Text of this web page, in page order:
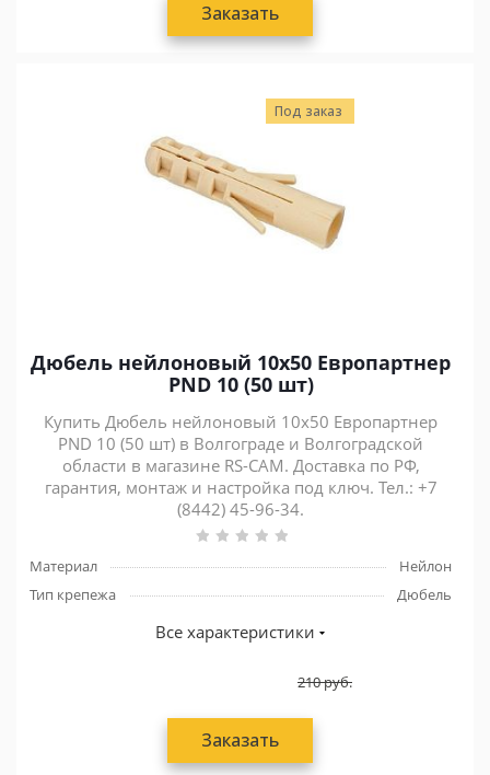
Заказать
Под заказ
Дюбель нейлоновый 10х50 Европартнер
PND 10 (50 шт)
Купить Дюбель нейлоновый 10х50 Европартнер
PND 10 (50 шт) в Волгограде и Волгоградской
области в магазине RS-CAM. Доставка по РФ,
гарантия, монтаж и настройка под ключ. Тел.: +7
(8442) 45-96-34.
Материал
Нейлон
Тип крепежа
Дюбель
Все характеристики
210руб.
Заказать